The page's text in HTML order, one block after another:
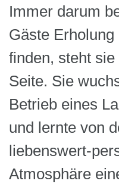
Immer darum
Gäste
finden, steht
Seite. Sie
Betrieb eines
und lernte von
liebenswert-
Atmosphäre